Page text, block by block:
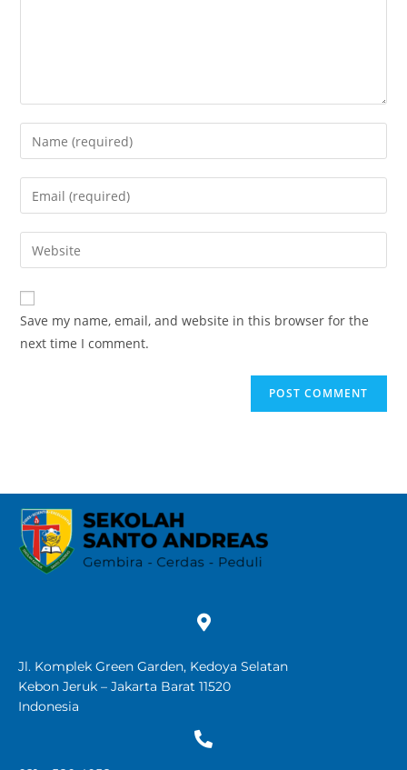
Save my name, email, and website in this browser for the
next time I comment.
Jl. Komplek Green Garden, Kedoya Selatan
Kebon Jeruk – Jakarta Barat 11520
Indonesia